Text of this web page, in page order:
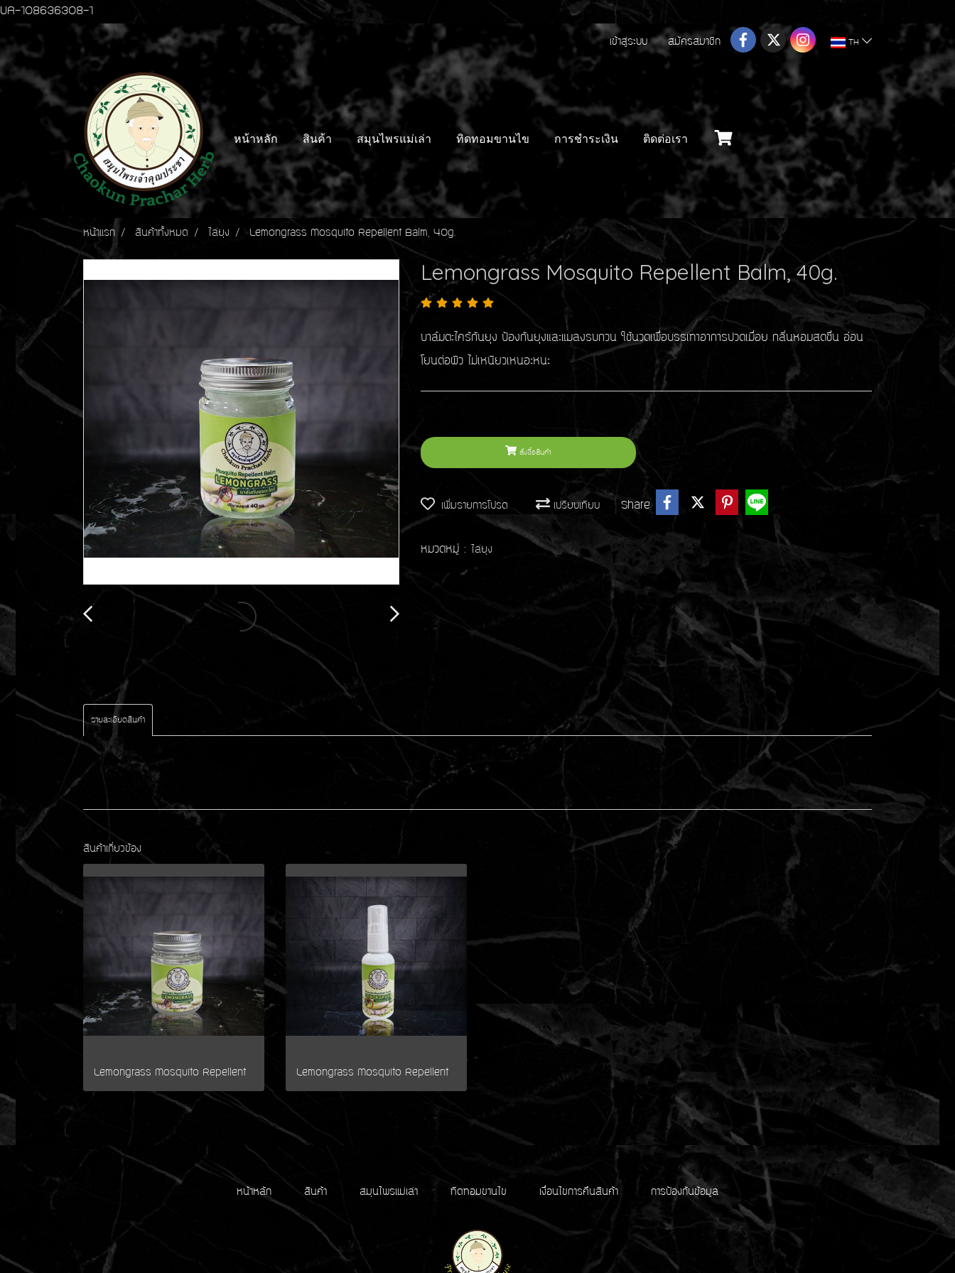
UA-108636308-1
เข้าสู่ระบบ สมัครสมาชิก TH
หน้าหลัก สินค้า สมุนไพรแม่เล่า ทิดทอมขานไข การชำระเงิน ติดต่อเรา
หน้าแรก สินค้าทั้งหมด ไล่ยุง Lemongrass Mosquito Repellent Balm, 40g.
Lemongrass Mosquito Repellent Balm, 40g.
บาล์มตะไคร้กันยุง ป้องกันยุงและแมลงรบกวน ใช้นวดเพื่อบรรเทาอาการปวดเมื่อย กลิ่นหอมสดชื่น อ่อน
โยนต่อผิว ไม่เหนียวเหนอะหนะ
สั่งซื้อสินค้า
เพิ่มรายการโปรด เปรียบเทียบ Share
หมวดหมู่ : ไล่ยุง
รายละเอียดสินค้า
สินค้าเกี่ยวข้อง
หน้าหลัก สินค้า สมุนไพรแม่เล่า ทิดทอมขานไข เงื่อนไขการคืนสินค้า การป้องกันข้อมูล